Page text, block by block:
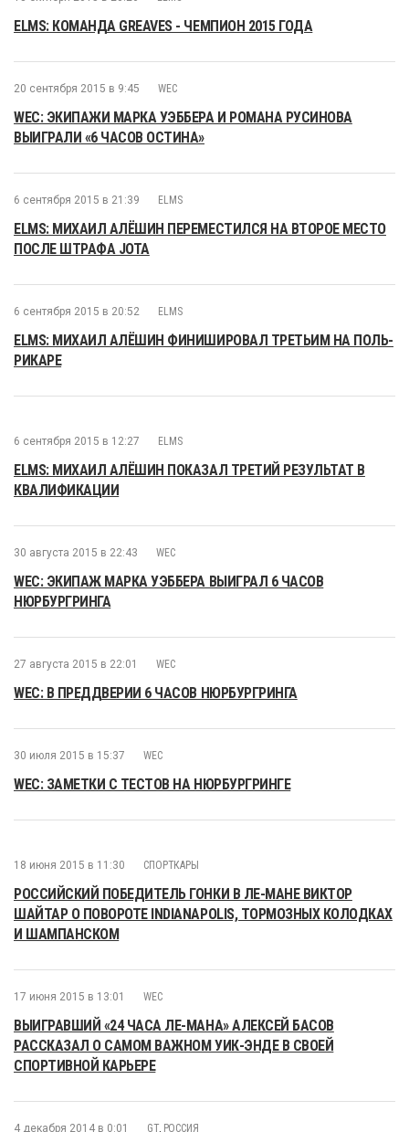
ELMS: КОМАНДА GREAVES - ЧЕМПИОН 2015 ГОДА
20 сентября 2015 в 9:45 WEC
WEC: ЭКИПАЖИ МАРКА УЭББЕРА И РОМАНА РУСИНОВА
ВЫИГРАЛИ «6 ЧАСОВ ОСТИНА»
6 сентября 2015 в 21:39 ELMS
ELMS: МИХАИЛ АЛЁШИН ПЕРЕМЕСТИЛСЯ НА ВТОРОЕ МЕСТО
ПОСЛЕ ШТРАФА JOTA
6 сентября 2015 в 20:52 ELMS
ELMS: МИХАИЛ АЛЁШИН ФИНИШИРОВАЛ ТРЕТЬИМ НА ПОЛЬ-
РИКАРЕ
6 сентября 2015 в 12:27 ELMS
ELMS: МИХАИЛ АЛЁШИН ПОКАЗАЛ ТРЕТИЙ РЕЗУЛЬТАТ В
КВАЛИФИКАЦИИ
30 августа 2015 в 22:43 WEC
WEC: ЭКИПАЖ МАРКА УЭББЕРА ВЫИГРАЛ 6 ЧАСОВ
НЮРБУРГРИНГА
27 августа 2015 в 22:01 WEC
WEC: В ПРЕДДВЕРИИ 6 ЧАСОВ НЮРБУРГРИНГА
30 июля 2015 в 15:37 WEC
WEC: ЗАМЕТКИ С ТЕСТОВ НА НЮРБУРГРИНГЕ
18 июня 2015 в 11:30 СПОРТКАРЫ
РОССИЙСКИЙ ПОБЕДИТЕЛЬ ГОНКИ В ЛЕ-МАНЕ ВИКТОР
ШАЙТАР О ПОВОРОТЕ INDIANAPOLIS, ТОРМОЗНЫХ КОЛОДКАХ
И ШАМПАНСКОМ
17 июня 2015 в 13:01 WEC
ВЫИГРАВШИЙ «24 ЧАСА ЛЕ-МАНА» АЛЕКСЕЙ БАСОВ
РАССКАЗАЛ О САМОМ ВАЖНОМ УИК-ЭНДЕ В СВОЕЙ
СПОРТИВНОЙ КАРЬЕРЕ
4 декабря 2014 в 0:01 GT, РОССИЯ